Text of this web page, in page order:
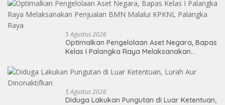
5 Agustus 2026
Optimalkan Pengelolaan Aset Negara, Bapas
Kelas I Palangka Raya Melaksanakan
5 Agustus 2026
Diduga Lakukan Pungutan di Luar Ketentuan,